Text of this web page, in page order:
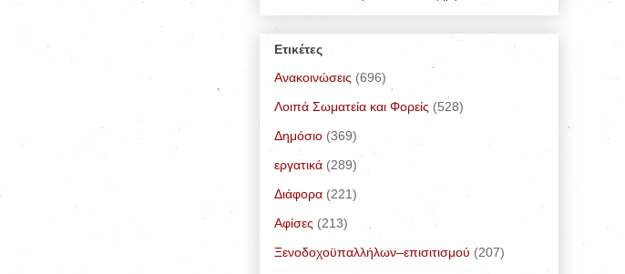
Ετικέτες
Ανακοινώσεις (696)
Λοιπά Σωματεία και Φορείς (528)
Δημόσιο (369)
εργατικά (289)
Διάφορα (221)
Αφίσες (213)
Ξενοδοχοϋπαλλήλων–επισιτισμού (207)